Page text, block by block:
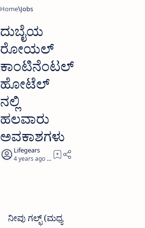
Home Jobs
ದುಬೈಯ
ರೋಯಲ್
ಕಾಂಟಿನೆಂಟಲ್
ಹೋಟೆಲ್
ನಲ್ಲಿ
ಹಲವಾರು
ಅವಕಾಶಗಳು
4 years ago 1
ನೀವು ಗಲ್ಫ್ (ಮಧ್ಯ